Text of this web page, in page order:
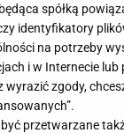
spółką
identyfikatory
na potrzeby
i w Internecie
wyrazić zgody,
przetwarzane